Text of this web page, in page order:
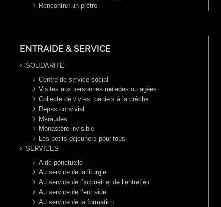
Rencontrer un prêtre
ENTRAIDE & SERVICE
SOLIDARITE
Centre de service social
Visites aux personnes malades ou agées
Collecte de vivres: paniers à la crèche
Repas convivial
Maraudes
Monastère invisible
Les petits-déjeuners pour tous
SERVICES
Aide ponctuelle
Au service de la liturgie
Au service de l’accueil et de l’entretien
Au service de l’entraide
Au service de la formation